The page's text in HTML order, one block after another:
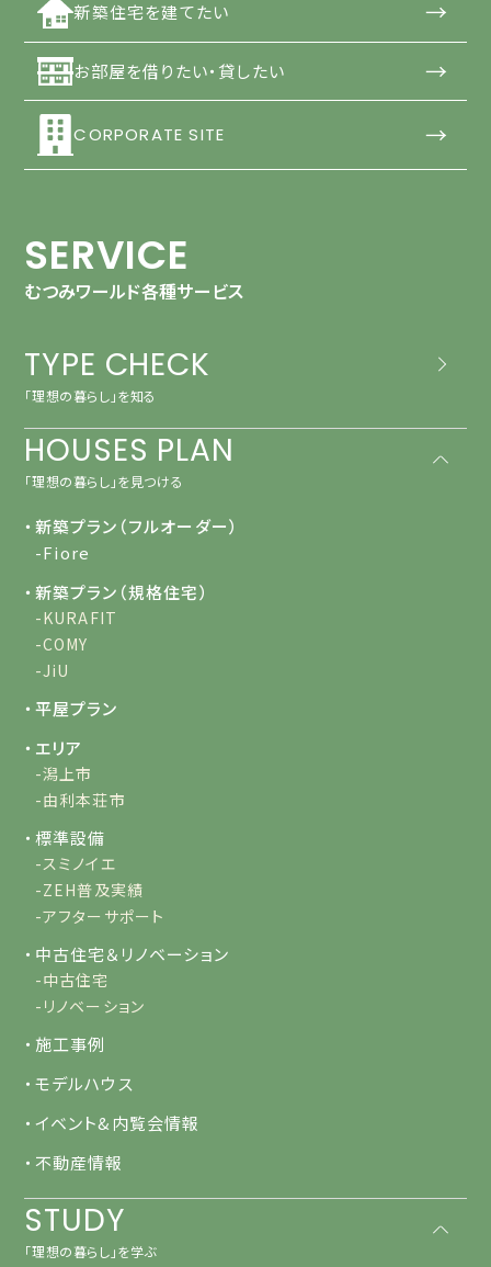
新築住宅を建てたい →
お部屋を借りたい・貸したい →
CORPORATE SITE →
SERVICE
むつみワールド各種サービス
TYPE CHECK
「理想の暮らし」を知る
HOUSES PLAN
「理想の暮らし」を見つける
・新築プラン（フルオーダー）
-Fiore
・新築プラン（規格住宅）
-KURAFIT
-COMY
-JiU
・平屋プラン
・エリア
-潟上市
-由利本荘市
・標準設備
-スミノイエ
-ZEH普及実績
-アフターサポート
・中古住宅＆リノベーション
-中古住宅
-リノベーション
・施工事例
・モデルハウス
・イベント&内覧会情報
・不動産情報
STUDY
「理想の暮らし」を学ぶ